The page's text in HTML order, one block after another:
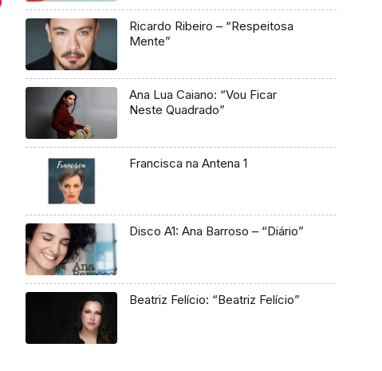
Ricardo Ribeiro – “Respeitosa
Mente”
Ana Lua Caiano: “Vou Ficar
Neste Quadrado”
Francisca na Antena 1
Disco A1: Ana Barroso – “Diário”
Beatriz Felício: “Beatriz Felício”